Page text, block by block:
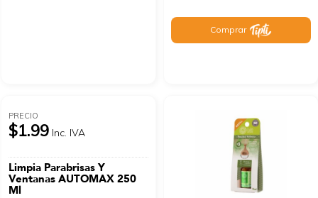
Comprar
PRECIO
$1.99 Inc. IVA
Limpia Parabrisas Y
Ventanas AUTOMAX 250
Ml